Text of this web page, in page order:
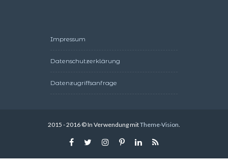
Impressum
Datenschutzerklärung
Datenzugriffsanfrage
2015 - 2016 © In Verwendung mitTheme-Vision.